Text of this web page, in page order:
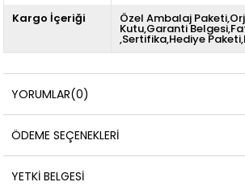
Kargo İçeriği
Özel Ambalaj
Kutu,Garanti
,Sertifika,Hediye
YORUMLAR(0)
ÖDEME SEÇENEKLERI
YETKİ BELGESİ